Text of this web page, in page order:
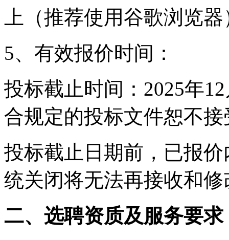
上（推荐使用谷歌浏览器
5、有效报价时间：
投标截止时间： 2025年
合规定的投标文件恕不接
投标截止日期前，已报
统关闭将无法再接收和修
二、选聘资质及服务要求